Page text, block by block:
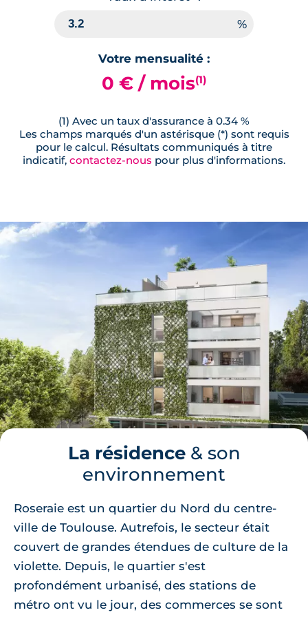
Votre mensualité :
0 € / mois(1)
(1) Avec un taux d'assurance à 0.34 %
Les champs marqués d'un astérisque (*) sont requis
pour le calcul. Résultats communiqués à titre
indicatif, contactez-nous pour plus d'informations.
La résidence& son
environnement
Roseraie est un quartier du Nord du centre-
ville de Toulouse. Autrefois, le secteur était
couvert de grandes étendues de culture de la
violette. Depuis, le quartier s'est
profondément urbanisé, des stations de
métro ont vu le jour, des commerces se sont